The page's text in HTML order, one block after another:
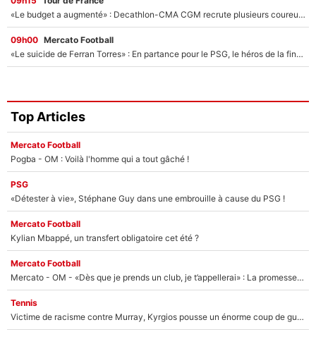
«Le budget a augmenté» : Decathlon-CMA CGM recrute plusieurs coureurs pour offrir à Paul Seixas une équipe pour gagner le Tour de France 2027
09h00 Mercato Football
«Le suicide de Ferran Torres» : En partance pour le PSG, le héros de la finale de la Coupe du monde s'attire les foudres de la presse espagnole !
Top Articles
Mercato Football
Pogba - OM : Voilà l'homme qui a tout gâché !
PSG
«Détester à vie», Stéphane Guy dans une embrouille à cause du PSG !
Mercato Football
Kylian Mbappé, un transfert obligatoire cet été ?
Mercato Football
Mercato - OM - «Dès que je prends un club, je t’appellerai» : La promesse de Marcelino au moment de claquer la porte
Tennis
Victime de racisme contre Murray, Kyrgios pousse un énorme coup de gueule !